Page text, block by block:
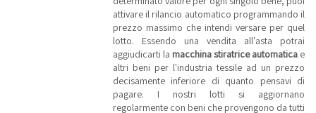
attivare il rilancio automatico programmando il
prezzo massimo che intendi versare per quel
lotto. Essendo una vendita all'asta potrai
aggiudicarti la macchina stiratrice automatica e
altri beni per l'industria tessile ad un prezzo
decisamente inferiore di quanto pensavi di
pagare. I nostri lotti si aggiornano
regolarmente con beni che provengono da tutti